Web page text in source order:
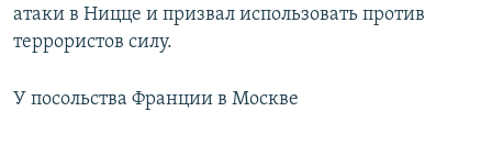
атаки в Ницце и призвал использовать против
террористов силу.
У посольства Франции в Москве